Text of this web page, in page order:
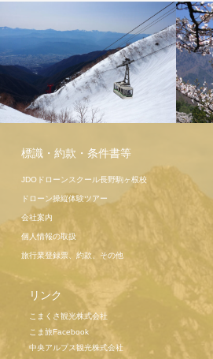
駒ヶ岳ロー
標識・約款・条件書等
JDOドローンスクール長野駒ヶ根校
ドローン操縦体験ツアー
会社案内
個人情報の取扱
旅行業登録票、約款、その他
リンク
こまくさ観光株式会社
こま旅Facebook
中央アルプス観光株式会社